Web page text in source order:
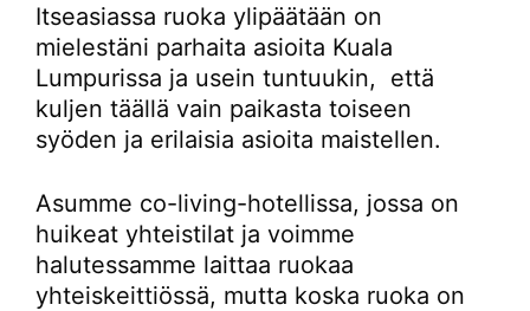
Itseasiassa ruoka ylipäätään on
mielestäni parhaita asioita Kuala
Lumpurissa ja usein tuntuukin, että
kuljen täällä vain paikasta toiseen
syöden ja erilaisia asioita maistellen.
Asumme co-living-hotellissa, jossa on
huikeat yhteistilat ja voimme
halutessamme laittaa ruokaa
yhteiskeittiössä, mutta koska ruoka on